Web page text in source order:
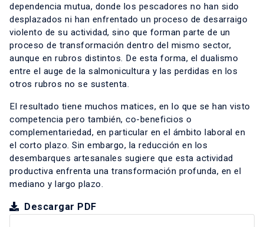
dependencia mutua, donde los pescadores no han sido
desplazados ni han enfrentado un proceso de desarraigo
violento de su actividad, sino que forman parte de un
proceso de transformación dentro del mismo sector,
aunque en rubros distintos. De esta forma, el dualismo
entre el auge de la salmonicultura y las perdidas en los
otros rubros no se sustenta.
El resultado tiene muchos matices, en lo que se han visto
competencia pero también, co-beneficios o
complementariedad, en particular en el ámbito laboral en
el corto plazo. Sin embargo, la reducción en los
desembarques artesanales sugiere que esta actividad
productiva enfrenta una transformación profunda, en el
mediano y largo plazo.
Descargar PDF